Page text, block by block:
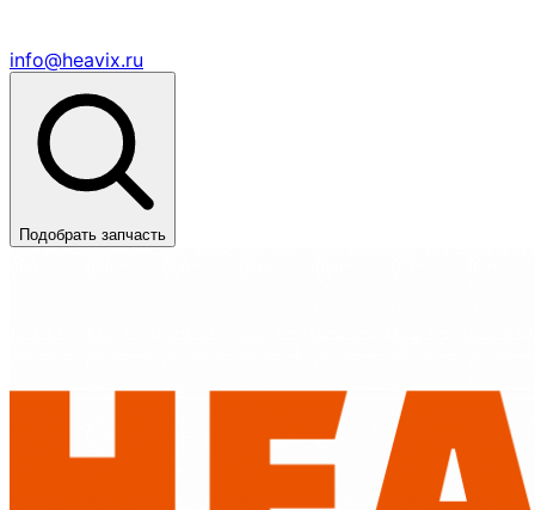
info@heavix.ru
Подобрать запчасть